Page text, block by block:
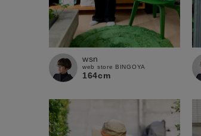
wsn
web store BINGOYA
164cm